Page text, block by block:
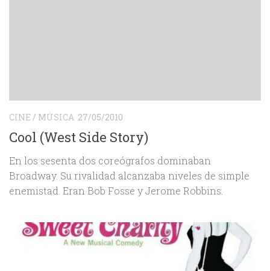
CINE / MÚSICA 27/05/2010
Cool (West Side Story)
En los sesenta dos coreógrafos dominaban
Broadway. Su rivalidad alcanzaba niveles de simple
enemistad. Eran Bob Fosse y Jerome Robbins.